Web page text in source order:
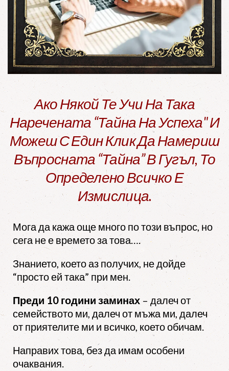
Ако Някой Те Учи На Така
Наречената “тайна На Успеха" И
Можеш С Един Клик Да Намериш
Въпросната “тайна” В Гугъл, То
Определено Всичко Е
Измислица.
Мога да кажа още много по този въпрос, но
сега не е времето за това….
Знанието, което аз получих, не дойде
“просто ей така” при мен.
Преди 10 години заминах – далеч от
семейството ми, далеч от мъжа ми, далеч
от приятелите ми и всичко, което обичам.
Направих това, без да имам особени
очаквания.